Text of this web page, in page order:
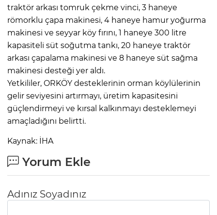
traktör arkası tomruk çekme vinci, 3 haneye
römorklu çapa makinesi, 4 haneye hamur yoğurma
makinesi ve seyyar köy fırını, 1 haneye 300 litre
kapasiteli süt soğutma tankı, 20 haneye traktör
arkası çapalama makinesi ve 8 haneye süt sağma
makinesi desteği yer aldı.
Yetkililer, ORKÖY desteklerinin orman köylülerinin
gelir seviyesini artırmayı, üretim kapasitesini
güçlendirmeyi ve kırsal kalkınmayı desteklemeyi
amaçladığını belirtti.
Kaynak: İHA
Yorum Ekle
Adınız Soyadınız